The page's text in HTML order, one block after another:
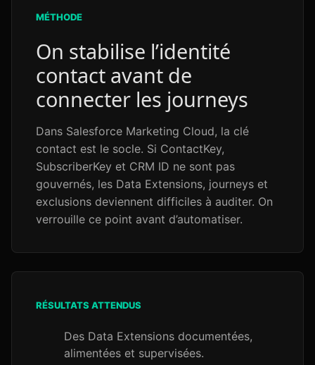
MÉTHODE
On stabilise l’identité
contact avant de
connecter les journeys
Dans Salesforce Marketing Cloud, la clé
contact est le socle. Si ContactKey,
SubscriberKey et CRM ID ne sont pas
gouvernés, les Data Extensions, journeys et
exclusions deviennent difficiles à auditer. On
verrouille ce point avant d’automatiser.
RÉSULTATS ATTENDUS
Des Data Extensions documentées,
alimentées et supervisées.